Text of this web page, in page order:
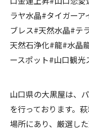
ラヤ水晶#タイガー
ブレス#天然水晶#テ
天然石浄化#龍#水晶
ースポット#山口観光
山口県の大黒屋は、
を行っております。
場所にあり、厳選し